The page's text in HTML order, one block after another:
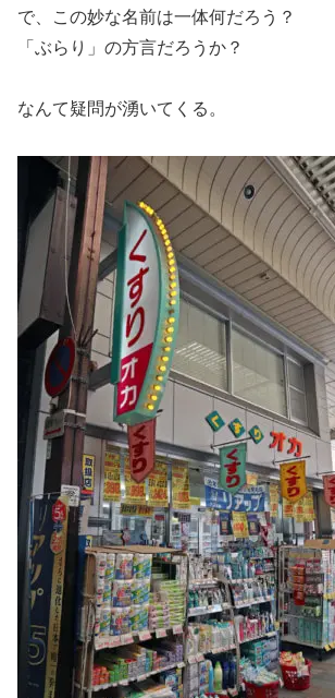
で、この妙な名前は一体何だろう？
「ぶらり」の方言だろうか？
なんて疑問が湧いてくる。